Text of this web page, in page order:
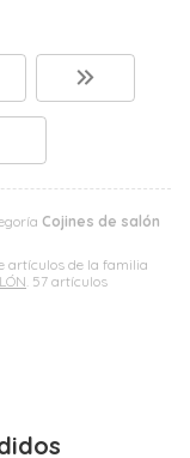
Cojines de salón
artículos de la familia
. 57 artículos